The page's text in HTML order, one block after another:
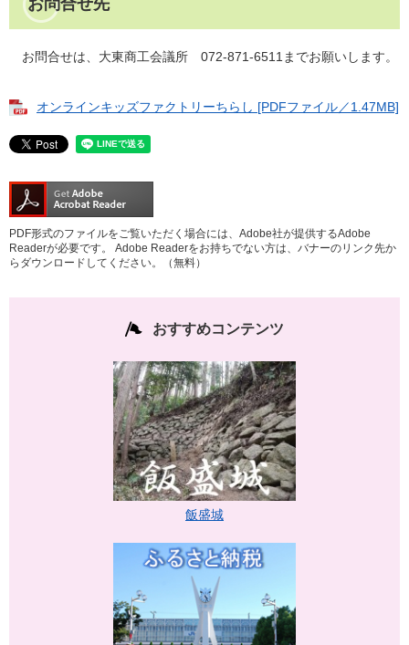
お問合せは、大東商工会議所 072-871-6511までお願いします。
オンラインキッズファクトリーちらし [PDFファイル／1.47MB]
PDF形式のファイルをご覧いただく場合には、Adobe社が提供するAdobe
Readerが必要です。
Adobe Readerをお持ちでない方は、バナーのリンク先か
らダウンロードしてください。（無料）
おすすめコンテンツ
飯盛城